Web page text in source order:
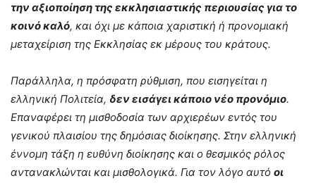
την αξιοποίηση της εκκλησιαστικής περιουσίας για το
κοινό καλό, και όχι με κάποια χαριστική ή προνομιακή
μεταχείριση της Εκκλησίας εκ μέρους του κράτους.
Παράλληλα, η πρόσφατη ρύθμιση, που εισηγείται η
ελληνική Πολιτεία, δεν εισάγει κάποιο νέο προνόμιο.
Επαναφέρει τη μισθοδοσία των αρχιερέων εντός του
γενικού πλαισίου της δημόσιας διοίκησης. Στην ελληνική
έννομη τάξη η ευθύνη διοίκησης και ο θεσμικός ρόλος
αντανακλώνται και μισθολογικά. Για τον λόγο αυτό οι